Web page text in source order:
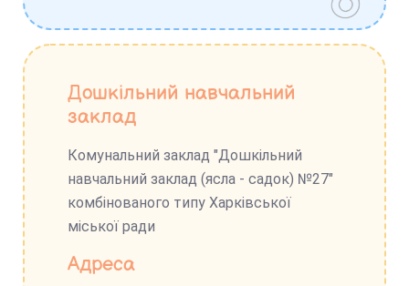
Дошкільний навчальний
заклад
Комунальний заклад "Дошкільний
навчальний заклад (ясла - садок) №27"
комбінованого типу Харківської
міської ради
Адреса